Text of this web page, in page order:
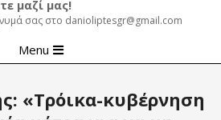
μαζί μας!
σας στο danioliptesgr@gmail.com
Menu
«Τρόικα-κυβέρνηση